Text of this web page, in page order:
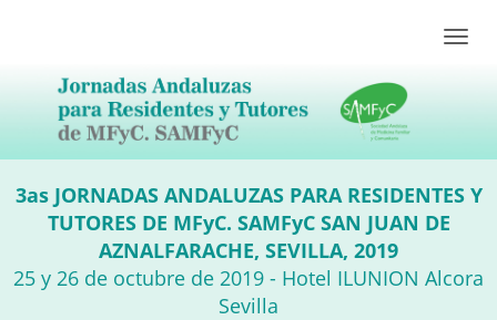
Toggle
3as JORNADAS ANDALUZAS PARA RESIDENTES Y
TUTORES DE MFyC. SAMFyC SAN JUAN DE
AZNALFARACHE, SEVILLA, 2019
25 y 26 de octubre de 2019 - Hotel ILUNION Alcora
Sevilla